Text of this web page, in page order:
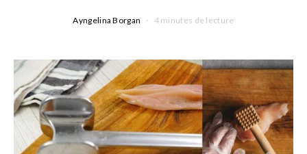
Ayngelina Borgan 4 minutes de lecture